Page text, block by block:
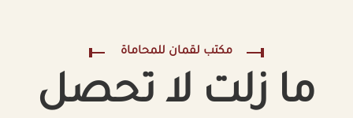
مكتب لقمان للمحاماة
ما زلت لا تحصل